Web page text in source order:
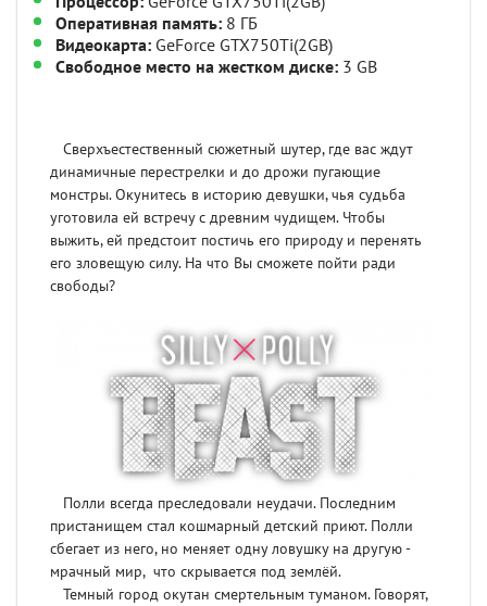
Оперативная память: 8 ГБ
Видеокарта: GeForce GTX750Ti(2GB)
Свободное место на жестком диске: 3 GB
Сверхъестественный сюжетный шутер, где вас ждут
динамичные перестрелки и до дрожи пугающие
монстры. Окунитесь в историю девушки, чья судьба
уготовила ей встречу с древним чудищем. Чтобы
выжить, ей предстоит постичь его природу и перенять
его зловещую силу. На что Вы сможете пойти ради
свободы?
Полли всегда преследовали неудачи. Последним
пристанищем стал кошмарный детский приют. Полли
сбегает из него, но меняет одну ловушку на другую -
мрачный мир, что скрывается под землёй.
Темный город окутан смертельным туманом. Говорят,